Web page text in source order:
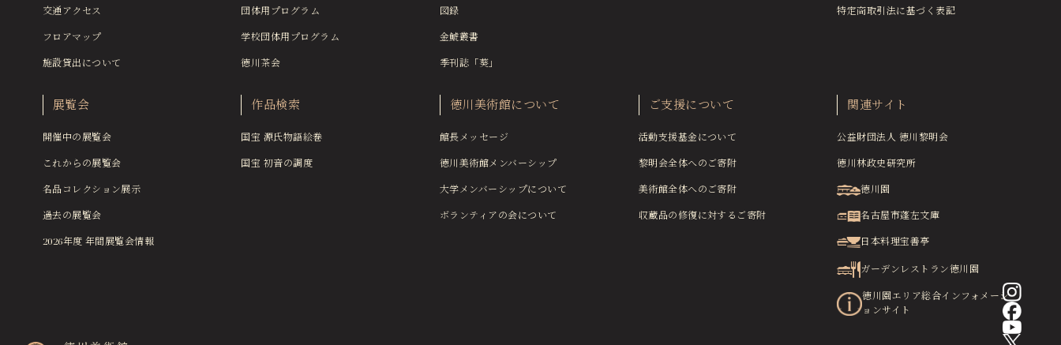
交通アクセス
フロアマップ
施設貸出について
団体用プログラム
学校団体用プログラム
徳川茶会
図録
金鯱叢書
季刊誌「葵」
特定商取引法に基づく表記
展覧会
開催中の展覧会
これからの展覧会
名品コレクション展示
過去の展覧会
2026年度 年間展覧会情報
作品検索
国宝 源氏物語絵巻
国宝 初音の調度
徳川美術館について
館長メッセージ
徳川美術館メンバーシップ
大学メンバーシップについて
ボランティアの会について
ご支援について
活動支援基金について
黎明会全体へのご寄附
美術館全体へのご寄附
収蔵品の修復に対するご寄附
関連サイト
公益財団法人 徳川黎明会
徳川林政史研究所
徳川園
名古屋市蓬左文庫
日本料理宝善亭
ガーデンレストラン徳川園
徳川園エリア総合インフォメーシ
ョンサイト